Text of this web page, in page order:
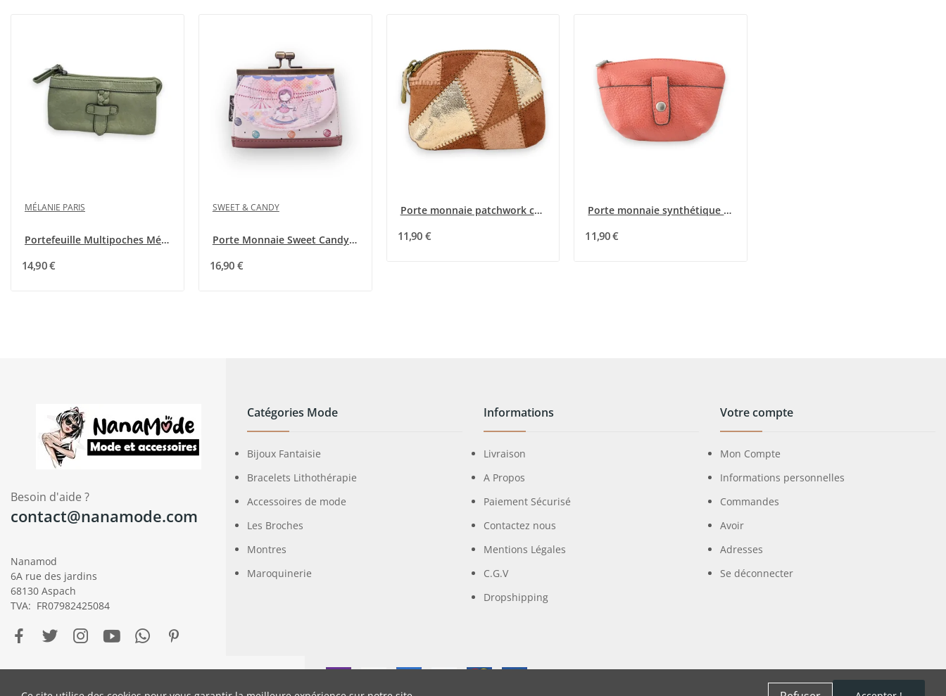
MÉLANIE PARIS
Portefeuille Multipoches Mélanie Paris Vert Amande
14,90 €
SWEET & CANDY
Porte Monnaie Sweet Candy à fermoirs métal
16,90 €
Porte monnaie patchwork camel
11,90 €
Porte monnaie synthétique rouille
11,90 €
Besoin d'aide ?
contact@nanamode.com
Nanamod
6A rue des jardins
68130 Aspach
TVA: FR07982425084
Catégories Mode
Bijoux Fantaisie
Bracelets Lithothérapie
Accessoires de mode
Les Broches
Montres
Maroquinerie
Informations
Livraison
A Propos
Paiement Sécurisé
Contactez nous
Mentions Légales
C.G.V
Dropshipping
Votre compte
Mon Compte
Informations personnelles
Commandes
Avoir
Adresses
Se déconnecter